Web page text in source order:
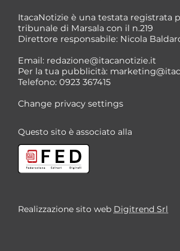
*
ItacaNotizie è una testata registrata
tribunale di Marsala con il n.219
Direttore responsabile: Nicola
Email: redazione@itacanotizie.it
Per la tua pubblicità:
Telefono: 0923 367415
Change privacy settings
Questo sito è associato alla
Realizzazione sito web Digitrend Srl